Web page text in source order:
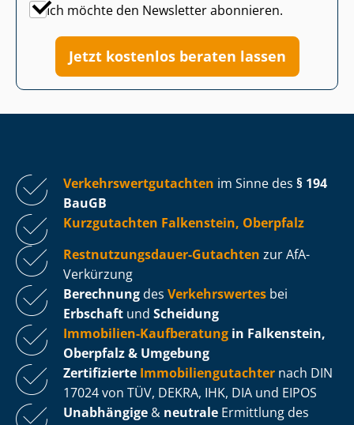
Ich möchte den Newsletter abonnieren.
Jetzt kostenlos beraten lassen
Ver­kehrs­wert­gut­ach­ten im Sinne des § 194
BauGB
Kurzgutachten Falkenstein, Oberpfalz
Rest­nut­zungs­dau­er-Gutachten zur AfA-
Verkürzung
Berechnung des Verkehrswertes bei
Erbschaft und Scheidung
Immobilien-Kaufberatung in Falkenstein,
Oberpfalz & Umgebung
Zertifizierte Im­mo­bi­li­en­gut­ach­ter nach DIN
17024 von TÜV, DEKRA, IHK, DIA und EIPOS
Unabhängige & neutrale Ermittlung des